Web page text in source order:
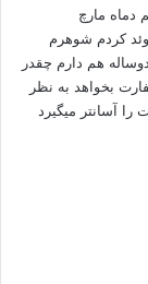
دماه مارچ
کردم شوهرم
هم دارم چقدر
بخواهد به نظر
آسانتر میگیرد